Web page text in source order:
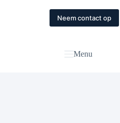
Contact
Neem contact op
Menu